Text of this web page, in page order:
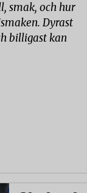
smak, och hur
Dyrast
billigast kan